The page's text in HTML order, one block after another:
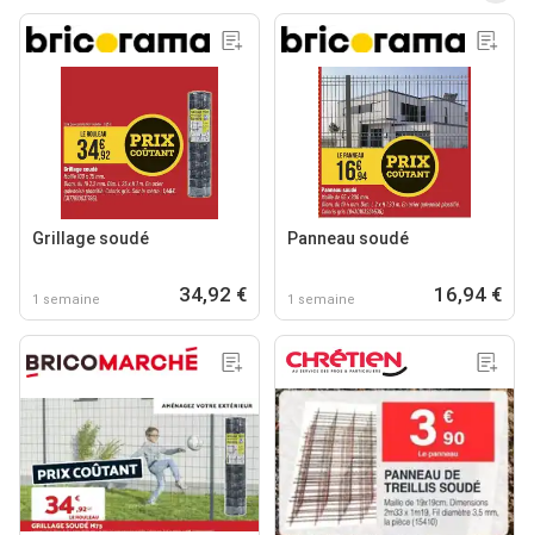
Grillage soudé
1 semaine 34,92 €
Panneau soudé
1 semaine 16,94 €